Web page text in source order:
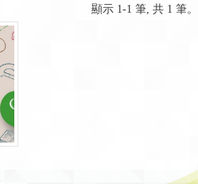
顯示 1-1 筆, 共 1 筆。